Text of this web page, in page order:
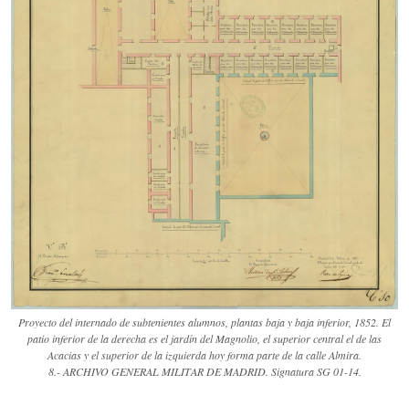
Proyecto del internado de subtenientes alumnos, plantas baja y baja inferior, 1852. El
patio inferior de la derecha es el jardín del Magnolio, el superior central el de las
Acacias y el superior de la izquierda hoy forma parte de la calle Almira.
8.- ARCHIVO GENERAL MILITAR DE MADRID. Signatura SG 01-14.